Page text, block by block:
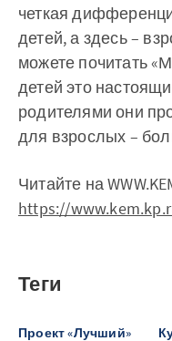
четкая
детей, а здесь –
можете почитать
детей это
родителями они
для взрослых –
Читайте на
https://
Теги
Проект «Лучший»